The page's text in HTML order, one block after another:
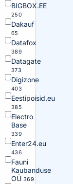
BIGBOX.EE
250
Dakauf
65
Datafox
389
Datagate
373
Digizone
403
Eestipoisid.eu
385
Electro
Base
339
Enter24.eu
436
Fauni
Kaubanduse
OÜ 369